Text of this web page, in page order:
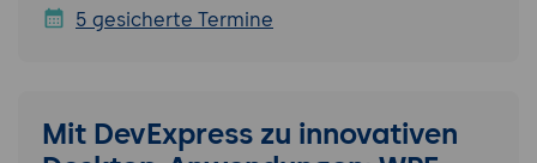
5 gesicherte Termine
Mit DevExpress zu innovativen